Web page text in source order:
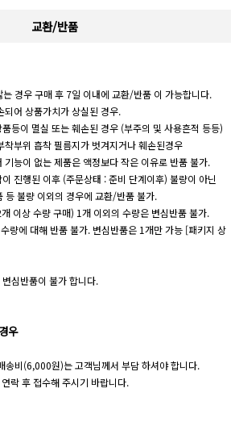
교환/반품
경우 구매 후 7일 이내에 교환/반품 이 가능합니다.
되어 상품가치가 상실된 경우.
등이 멸실 또는 훼손된 경우 (부주의 및 사용흔적 등등)
착부위 흡착 필름지가 벗겨지거나 훼손된경우
능이 없는 제품은 액정보다 작은 이유로 반품 불가.
진행된 이후 (주문상태 : 준비 단계이후) 불량이 아닌
등 불량 이외의 경우에 교환/반품 불가.
이상 수량 구매) 1개 이외의 수량은 변심반품 불가.
량에 대해 반품 불가. 변심반품은 1개만 가능 [패키지 상
심반품이 불가 합니다.
우
송비(6,000원)는 고객님께서 부담 하셔야 합니다.
락 후 접수해 주시기 바랍니다.